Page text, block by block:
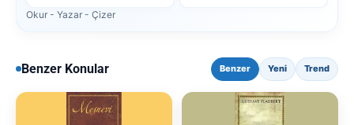
Okur - Yazar - Çizer
Benzer Konular Benzer Yeni Trend